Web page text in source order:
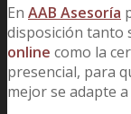
En AAB Asesoría
disposición tanto
online como la
presencial, para
mejor se adapte